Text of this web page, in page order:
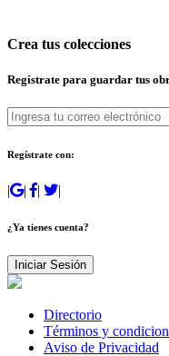
Crea tus colecciones
Regístrate para guardar tus
Regístrate con:
| | | |
¿Ya tienes cuenta?
Iniciar Sesión
Directorio
Términos y
Aviso de Privacidad